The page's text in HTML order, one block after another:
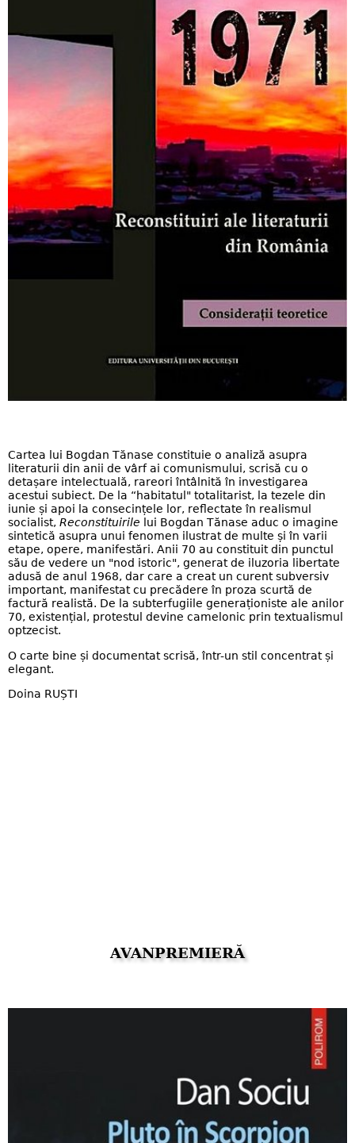
Cartea lui Bogdan Tănase constituie o analiză asupra
literaturii din anii de vârf ai comunismului, scrisă cu o
detașare intelectuală, rareori întâlnită în investigarea
acestui subiect. De la “habitatul" totalitarist, la tezele din
iunie și apoi la consecințele lor, reflectate în realismul
socialist, Reconstituirile lui Bogdan Tănase aduc o imagine
sintetică asupra unui fenomen ilustrat de multe și în varii
etape, opere, manifestări. Anii 70 au constituit din punctul
său de vedere un "nod istoric", generat de iluzoria libertate
adusă de anul 1968, dar care a creat un curent subversiv
important, manifestat cu precădere în proza scurtă de
factură realistă. De la subterfugiile generaționiste ale anilor
70, existențial, protestul devine camelonic prin textualismul
optzecist.
O carte bine și documentat scrisă, într-un stil concentrat și
elegant.
Doina RUȘTI
AVANPREMIERĂ